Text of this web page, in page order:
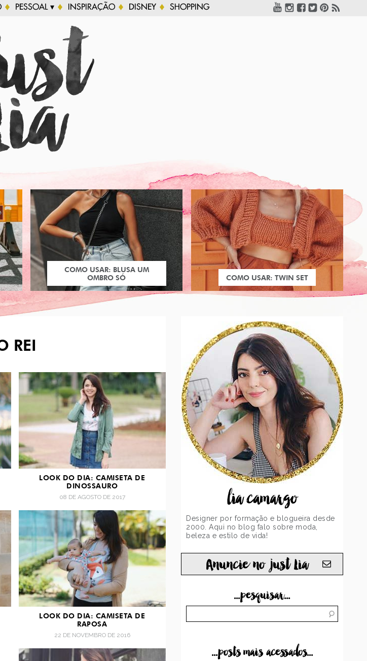
PESSOAL ▾ INSPIRAÇÃO DISNEY SHOPPING
COMO USAR: BLUSA UM
OMBRO SÓ
COMO USAR: TWIN SET
REI
LOOK DO DIA: CAMISETA DE
DINOSSAURO
08 DE AGOSTO DE 2017
LOOK DO DIA: CAMISETA DE
RAPOSA
22 DE NOVEMBRO DE 2016
lia camargo
Designer por formação e blogueira desde
2000. Aqui no blog falo sobre moda,
beleza e estilo de vida!
Anuncie no just Lia
...pesquisar...
...posts mais acessados...